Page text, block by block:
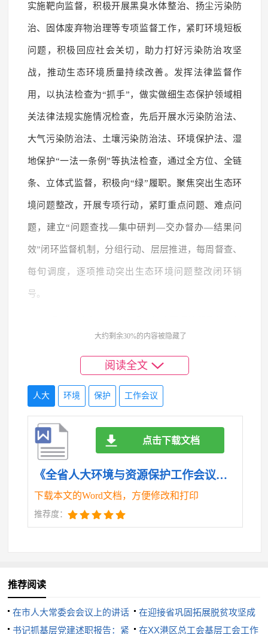
实施靶向监督，积极开展黑臭水体整治、扬尘污染防
治、固体废弃物治理等专项监督工作，紧盯环境短板
问题，积极回应社会关切，助力打好污染防治攻坚
战，推动生态环境质量持续改善。发挥法律监督作
用，以执法检查为“抓手”，做实做细生态保护领域相
关法律法规实施情况检查，先后开展水污染防治法、
大气污染防治法、土壤污染防治法、环境保护法、湿
地保护“一法一条例”等执法检查，通过全方位、全链
条、立体式监督，积极向“绿”履职。聚焦突出生态环
境问题整改，开展专项行动，紧盯重点问题、难点问
题，建立“问题查找—集中研判—交办督办—结果问
效”闭环监督机制，分组行动、层层推进，每周督查、
每旬调度，逐项推动突出生态环境问题整改闭环销
号。
告、专题询问、“项目化清单式”监督、满意度测评等
“组合拳”，不断加大刚性监督力度，积极提升监督实
效。从制度创新入手，出台《深化生态环境报告制度
的实施办法》，构建“333”环境报告审议工作机制，通
过建立“三评机制”，制定“三项清单”，设置“三个环
节”，强化全过程人民民主、全方位协同联动、全链条
监督闭环，为每年市人大常委会对市政府的“环境体
检”定流程、定规范。积极探索“人大监督+检察监督”
明察暗访，通过看成果、找问题、访民声，推动人大
履职模式从“单向发力”向“双向互动”转变。坚持数字赋
能，谋划打造生态环境监督应用场景建设，对我市生
大约剩余30%的内容被隐藏了
阅读全文
人大 环境 保护 工作会议
《全省人大环境与资源保护工作会议上的交流发言.doc》
下载本文的Word文档，方便修改和打印
推荐度：
点击下载文档
推荐阅读
在市人大常委会会议上的讲话
在迎接省巩固拓展脱贫攻坚成
果同乡村振兴有效衔接工作督导
书记抓基层党建述职报告：紧 在XX港区总工会基层工会工作